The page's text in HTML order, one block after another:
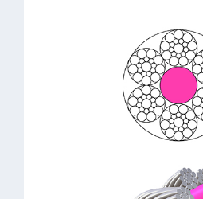
: 6 Litzen à 19 Drähte,
: Edelstahl (8-10
: Flexibel & biegeelastisch,
: Entmistungsseile,
> Mehr